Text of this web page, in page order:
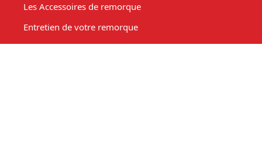
Les Accessoires de remorque
Entretien de votre remorque
Comment choisir une remorque benne basculante ?